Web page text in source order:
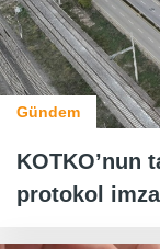
Gündem
KOTKO’nun
protokol